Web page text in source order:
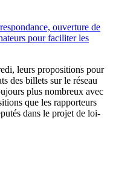
ouverture de
pour faciliter les
leurs propositions pour
des billets sur le réseau
plus nombreux avec
que les rapporteurs
dans le projet de loi-